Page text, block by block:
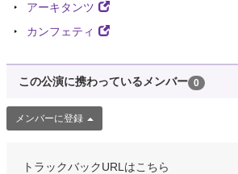
アーキタンツ
カンフェティ
この公演に携わっているメンバー 0
メンバーに登録
トラックバックURLはこちら